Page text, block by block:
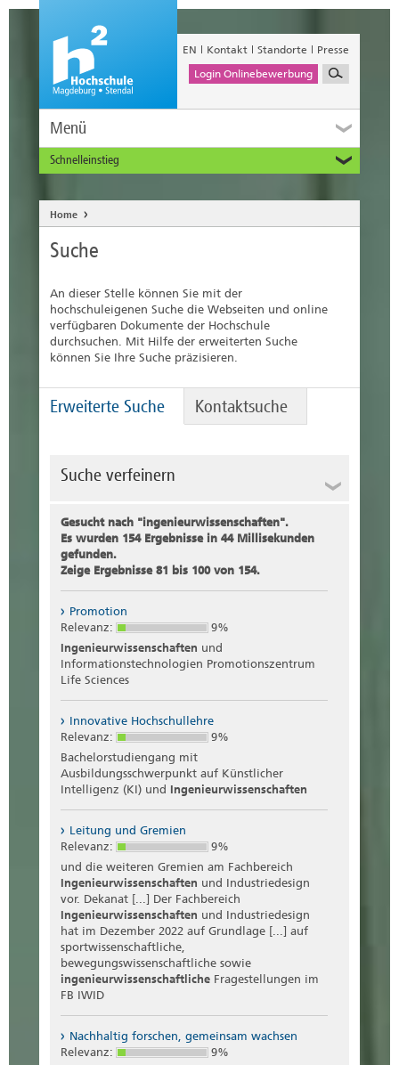
EN Kontakt Standorte
Presse
Login Onlinebewerbung
Menü
Schnelleinstieg
Alumni
Unternehmen und Institutionen
Studierende
International
Home
Suche
An dieser Stelle können Sie mit der
hochschuleigenen Suche die Webseiten und online
verfügbaren Dokumente der Hochschule
durchsuchen. Mit Hilfe der erweiterten Suche
können Sie Ihre Suche präzisieren.
Erweiterte Suche Kontaktsuche
Suche verfeinern
Suche
Rubrik
Dateityp
Gesucht nach "ingenieurwissenschaften".
Es wurden 154 Ergebnisse in 44 Millisekunden
gefunden.
Zeige Ergebnisse 81 bis 100 von 154.
Promotion
Relevanz:
9%
Ingenieurwissenschaften und
Informationstechnologien Promotionszentrum
Life Sciences
Innovative Hochschullehre
Relevanz:
9%
Bachelorstudiengang mit
Ausbildungsschwerpunkt auf Künstlicher
Intelligenz (KI) und Ingenieurwissenschaften
Leitung und Gremien
Relevanz:
9%
und die weiteren Gremien am Fachbereich
Ingenieurwissenschaften und Industriedesign
vor. Dekanat [...] Der Fachbereich
Ingenieurwissenschaften und Industriedesign
hat im Dezember 2022 auf Grundlage [...] auf
sportwissenschaftliche,
bewegungswissenschaftliche sowie
ingenieurwissenschaftliche Fragestellungen im
FB IWID
Nachhaltig forschen, gemeinsam wachsen
Relevanz:
9%